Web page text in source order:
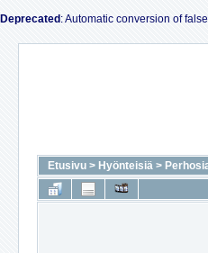
Deprecated : Automatic conversion of
Etusivu > Hyönteisiä >